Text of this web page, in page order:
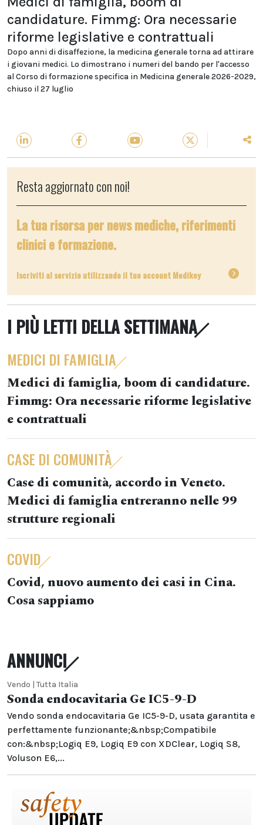
candidature. Fimmg: Ora necessarie
riforme legislative e contrattuali
Dopo anni di disaffezione, la medicina generale torna ad attirare
i giovani medici. Lo dimostrano i numeri del bando per l'accesso
al Corso di formazione specifica in Medicina generale 2026-2029,
chiuso il 27 luglio
Resta aggiornato con noi!
La tua risorsa per news mediche, riferimenti
clinici e formazione.
Iscriviti al servizio utilizzando il tuo account Medikey
I PIÙ LETTI DELLA SETTIMANA
MEDICI DI FAMIGLIA
Medici di famiglia, boom di candidature.
Fimmg: Ora necessarie riforme legislative
e contrattuali
CASE DI COMUNITÀ
Case di comunità, accordo in Veneto.
Medici di famiglia entreranno nelle 99
strutture regionali
COVID
Covid, nuovo aumento dei casi in Cina.
Cosa sappiamo
ANNUNCI
Vendo | Tutta Italia
Sonda endocavitaria Ge IC5-9-D
Vendo sonda endocavitaria Ge IC5-9-D, usata garantita e
perfettamente funzionante;&nbsp;Compatibile
con:&nbsp;Logiq E9, Logiq E9 con XDClear, Logiq S8,
Voluson E6,...